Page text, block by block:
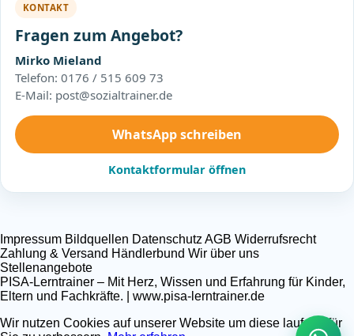
KONTAKT
Fragen zum Angebot?
Mirko Mieland
Telefon: 0176 / 515 609 73
E-Mail: post@sozialtrainer.de
WhatsApp schreiben
Kontaktformular öffnen
Impressum Bildquellen Datenschutz AGB Widerrufsrecht
Zahlung & Versand Händlerbund Wir über uns
Stellenangebote
PISA-Lerntrainer – Mit Herz, Wissen und Erfahrung für Kinder,
Eltern und Fachkräfte. | www.pisa-lerntrainer.de
Wir nutzen Cookies auf unserer Website um diese laufend für